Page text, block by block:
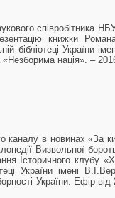
співробітника
книжки
бібліотеці України
«Незборима нація». –
каналу в новинах «За
Визвольної
Історичного клубу
України імені
України. Ефір